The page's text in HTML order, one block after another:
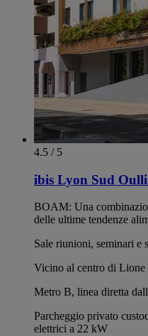
4.5 / 5
ibis Lyon Sud
BOAM: Una
delle ultime tendenze
Sale riunioni, seminari
Vicino al centro di Lione
Metro B, linea diretta
Parcheggio privato
elettrici a 22 kW